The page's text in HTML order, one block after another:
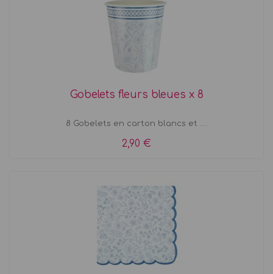
Gobelets fleurs bleues x 8
8 Gobelets en carton blancs et ....
2,90 €